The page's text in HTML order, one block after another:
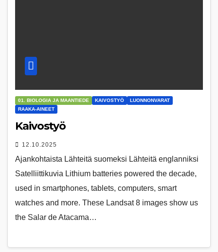
01. BIOLOGIA JA MAANTIEDE KAIVOSTYÖ
LUONNONVARAT
RAAKA-AINEET
Kaivostyö
12.10.2025
Ajankohtaista Lähteitä suomeksi Lähteitä englanniksi
Satelliittikuvia Lithium batteries powered the decade,
used in smartphones, tablets, computers, smart
watches and more. These Landsat 8 images show us
the Salar de Atacama…